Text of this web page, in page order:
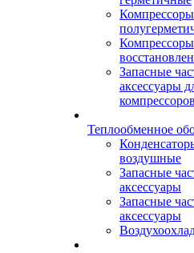
Компрессоры
Компрессоры
Запасные
аксессуары
компрессоров
Теплообменное
воздушные
Запасные
аксессуары
Запасные
аксессуары